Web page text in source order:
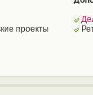
проекты